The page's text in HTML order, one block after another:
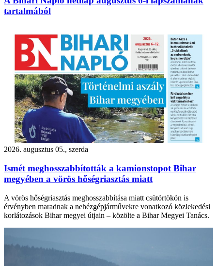
tartalmából
2026. augusztus 05., szerda
Ismét meghosszabbították a kamionstopot Bihar
megyében a vörös hőségriasztás miatt
A vörös hőségriasztás meghosszabbítása miatt csütörtökön is
érvényben maradnak a nehézgépjárművekre vonatkozó közlekedési
korlátozások Bihar megyei útjain – közölte a Bihar Megyei Tanács.